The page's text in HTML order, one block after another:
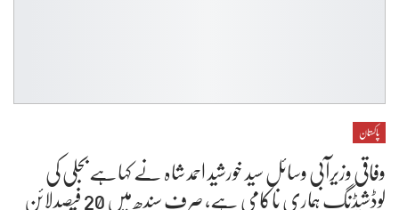
پاکستان
وفاقی وزیرآبی وسائل سید خورشید احمد شاہ نے کہاہےبجلی کی
لوڈشیڈنگ ہماری ناکامی ہے، صرف سندھ میں 20 فیصدلائن